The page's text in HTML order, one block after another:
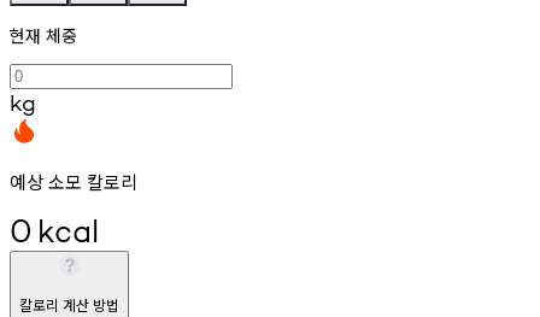
현재 체중
kg
예상 소모 칼로리
0 kcal
칼로리 계산 방법